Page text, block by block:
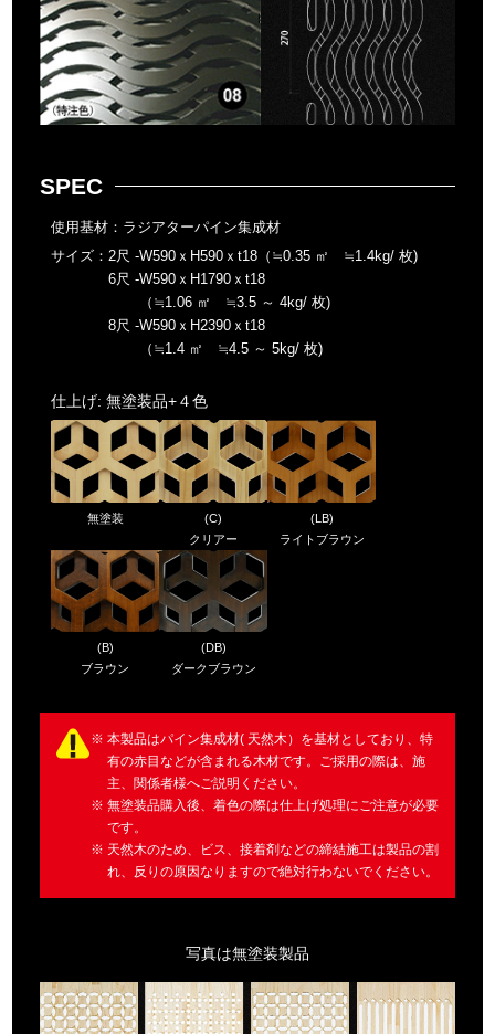
SPEC
使用基材： ラジアターパイン集成材
サイズ：2尺 -W590ｘH590ｘt18 （≒0.35 ㎡ ≒1.4kg/ 枚)
6尺 -W590ｘH1790ｘt18
（≒1.06 ㎡ ≒3.5 ～ 4kg/ 枚)
8尺 -W590ｘH2390ｘt18
（≒1.4 ㎡ ≒4.5 ～ 5kg/ 枚)
仕上げ: 無塗装品+４色
無塗装
(C)
クリアー
(LB)
ライトブラウン
(B)
ブラウン
(DB)
ダークブラウン
本製品はパイン集成材( 天然木）を基材としており、特
有の赤目などが含まれる木材です。ご採用の際は、施
主、関係者様へご説明ください。
無塗装品購入後、着色の際は仕上げ処理にご注意が必要
です。
天然木のため、ビス、接着剤などの締結施工は製品の割
れ、反りの原因なりますので絶対行わないでください。
写真は無塗装製品